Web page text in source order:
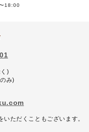
18:00
)
み)
ただくこともございます。